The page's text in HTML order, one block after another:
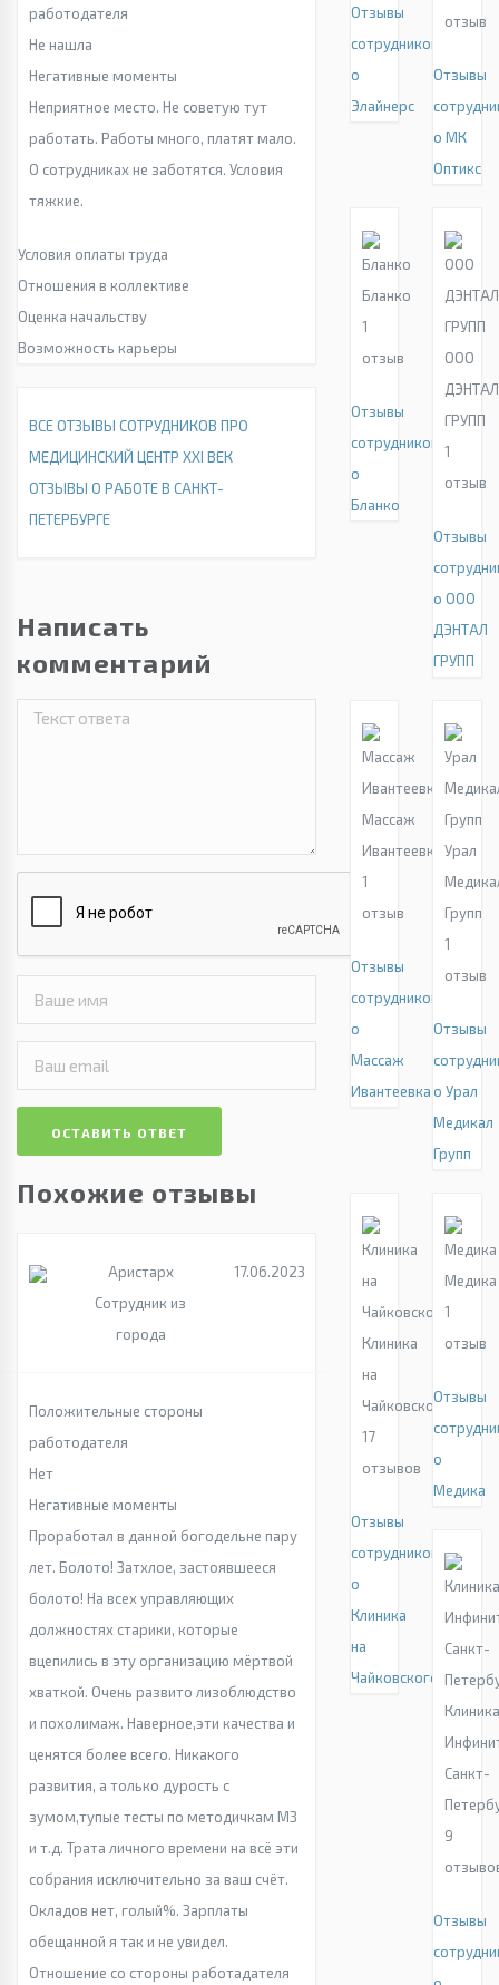
работодателя
Не нашла
Негативные моменты
Неприятное место. Не советую тут
работать. Работы много, платят мало.
О сотрудниках не заботятся. Условия
тяжкие.
Условия оплаты труда
Отношения в коллективе
Оценка начальству
Возможность карьеры
ВСЕ ОТЗЫВЫ СОТРУДНИКОВ ПРО
МЕДИЦИНСКИЙ ЦЕНТР XXI ВЕК
ОТЗЫВЫ О РАБОТЕ В САНКТ-
ПЕТЕРБУРГЕ
Написать
комментарий
ОСТАВИТЬ ОТВЕТ
Похожие отзывы
Аристарх
Сотрудник из
города
17.06.2023
Положительные стороны
работодателя
Нет
Негативные моменты
Проработал в данной богодельне пару
лет. Болото! Затхлое, застоявшееся
болото! На всех управляющих
должностях старики, которые
вцепились в эту организацию мёртвой
хваткой. Очень развито лизоблюдство
и похолимаж. Наверное,эти качества и
ценятся более всего. Никакого
развития, а только дурость с
зумом,тупые тесты по методичкам МЗ
и т.д. Трата личного времени на всё эти
собрания исключительно за ваш счёт.
Окладов нет, голый%. Зарплаты
обещанной я так и не увидел.
Отношение со стороны работадателя
Отзывы
сотрудников
о
Элайнерс
отзыв
Отзывы
о МК
Оптикс
Бланко
1
отзыв
Отзывы
сотрудников
о
Бланко
ООО
ДЭНТАЛ
ГРУПП
1
отзыв
Отзывы
о ООО
ДЭНТАЛ
ГРУПП
Массаж
Ивантеевка
1
отзыв
Отзывы
сотрудников
о
Массаж
Ивантеевка
Урал
Групп
1
отзыв
Отзывы
о Урал
Медикал
Групп
Клиника
на
Чайковского
17
отзывов
Отзывы
сотрудников
о
Клиника
на
Чайковского
Медика
1
отзыв
Отзывы
о
Медика
Санкт-
9
Отзывы